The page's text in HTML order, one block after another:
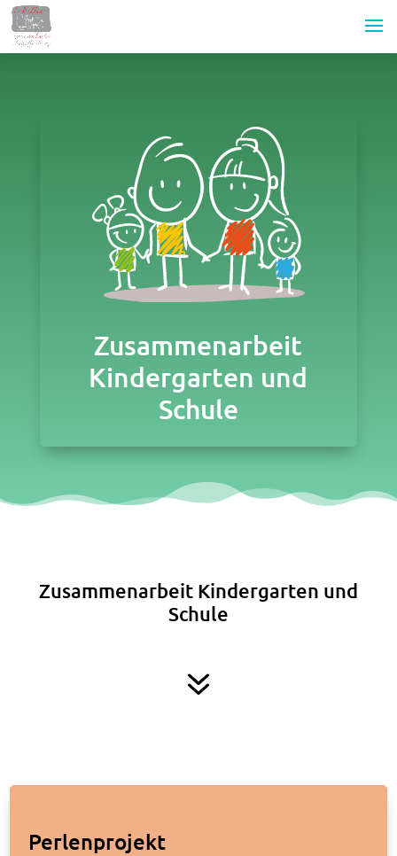
Zusammenarbeit
Kindergarten und
Schule
Zusammenarbeit Kindergarten und
Schule
7
Perlenprojekt